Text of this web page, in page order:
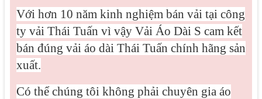
Với hơn 10 năm kinh nghiệm bán vải tại công
ty vải Thái Tuấn vì vậy Vải Áo Dài S cam kết
bán đúng vải áo dài Thái Tuấn chính hãng sản
xuất.
Có thể chúng tôi không phải chuyên gia áo